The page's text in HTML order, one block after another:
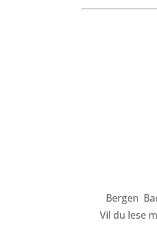
Bergen
Vil du lese